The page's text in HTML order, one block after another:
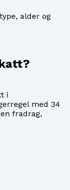
alder og
i
med 34
fradrag,